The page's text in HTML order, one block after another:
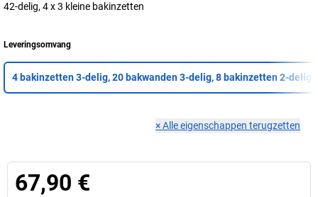
42-delig, 4 x 3 kleine bakinzetten
Leveringsomvang
4 bakinzetten 3-delig, 20 bakwanden 3-delig, 8 bakinzetten 2-delig,
×Alle eigenschappen terugzetten
67,90 €